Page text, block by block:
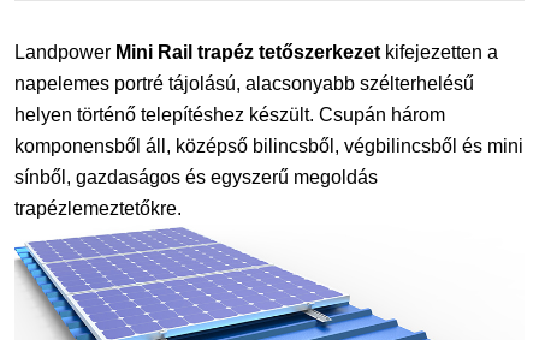
Landpower Mini Rail trapéz tetőszerkezet kifejezetten a
napelemes portré tájolású, alacsonyabb szélterhelésű
helyen történő telepítéshez készült. Csupán három
komponensből áll, középső bilincsből, végbilincsből és mini
sínből, gazdaságos és egyszerű megoldás
trapézlemeztetőkre.